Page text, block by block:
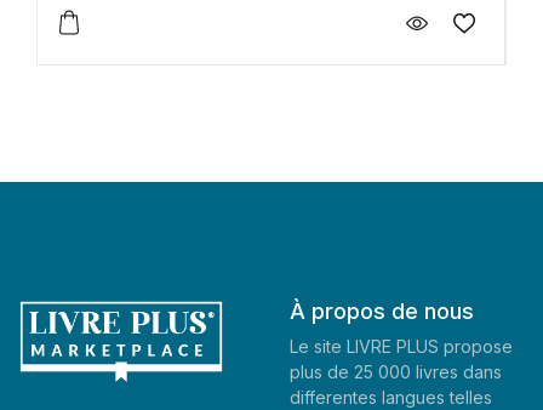
À propos de nous
Le site LIVRE PLUS propose
plus de 25 000 livres dans
differentes langues telles